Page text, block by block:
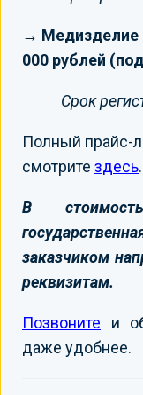
→ Медизделие
000 рублей
Срок
Полный прайс-
смотрите здесь.
В
заказчиком
реквизитам.
Позвоните и
даже удобнее.